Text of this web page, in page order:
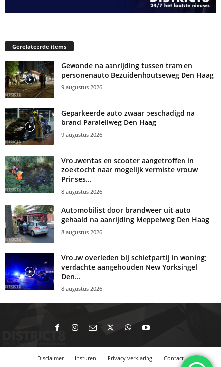
Gerelateerde items
Gewonde na aanrijding tussen tram en
personenauto Bezuidenhoutseweg Den Haag
9 augustus 2026
Geparkeerde auto zwaar beschadigd na
brand Paralellweg Den Haag
9 augustus 2026
Vrouwentas en scooter aangetroffen in
zoektocht naar mogelijk vermiste vrouw
Prinses...
8 augustus 2026
Automobilist door brandweer uit auto
gehaald na aanrijding Meppelweg Den Haag
8 augustus 2026
Vrouw overleden bij schietpartij in woning;
verdachte aangehouden New Yorksingel
Den...
8 augustus 2026
Disclaimer Insturen Privacy verklaring
Contact